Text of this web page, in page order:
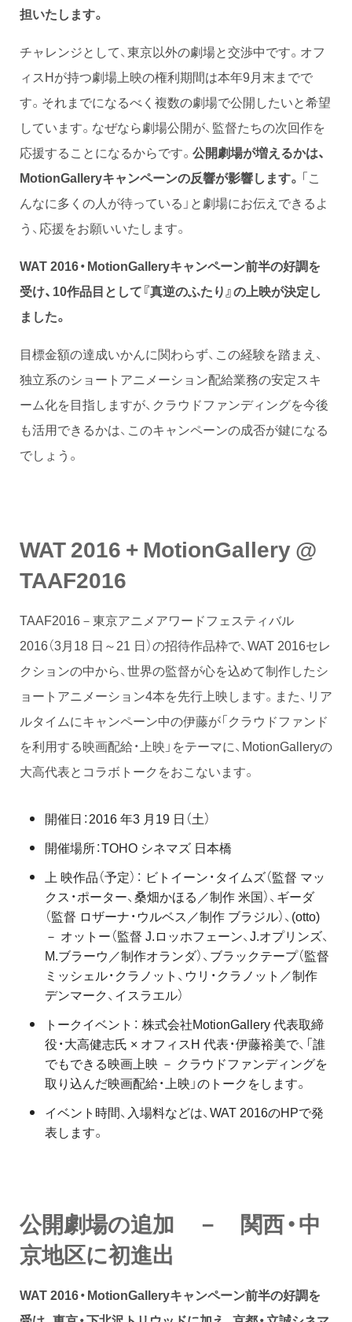
担いたします。
チャレンジとして、東京以外の劇場と交渉中です。オフ
ィスHが持つ劇場上映の権利期間は本年9月末までで
す。それまでになるべく複数の劇場で公開したいと希望
しています。なぜなら劇場公開が、監督たちの次回作を
応援することになるからです。 公開劇場が増えるかは、
MotionGalleryキャンペーンの反響が影響します。 「こ
んなに多くの人が待っている」と劇場にお伝えできるよ
う、応援をお願いいたします。
WAT 2016・MotionGalleryキャンペーン前半の好調を
受け、10作品目として『真逆のふたり』の上映が決定し
ました。
目標金額の達成いかんに関わらず、この経験を踏まえ、
独立系のショートアニメーション配給業務の安定スキ
ーム化を目指しますが、クラウドファンディングを今後
も活用できるかは、このキャンペーンの成否が鍵になる
でしょう。
WAT 2016 + MotionGallery @
TAAF2016
TAAF2016－東京アニメアワードフェスティバル
2016（3月18 日～21 日）の招待作品枠で、WAT 2016セレ
クションの中から、世界の監督が心を込めて制作したシ
ョートアニメーション4本を先行上映します。また、リア
ルタイムにキャンペーン中の伊藤が「クラウドファンド
を利用する映画配給・上映」をテーマに、MotionGalleryの
大高代表とコラボトークをおこないます。
開催日：2016 年3 月19 日（土）
開催場所：TOHO シネマズ 日本橋
上 映作品（予定）： ビトイーン・タイムズ（監督 マッ
クス・ポーター、桑畑かほる／制作 米国）、ギーダ
（監督 ロザーナ・ウルベス／制作 ブラジル）、(otto)
－ オットー（監督 J.ロッホフェーン、J.オプリンズ、
M.ブラーウ／制作オランダ）、ブラックテープ（監督
ミッシェル・クラノット、ウリ・クラノット／制作
デンマーク、イスラエル）
トークイベント： 株式会社MotionGallery 代表取締
役・大高健志氏 × オフィスH 代表・伊藤裕美で、「誰
でもできる映画上映 － クラウドファンディングを
取り込んだ映画配給・上映」のトークをします。
イベント時間、入場料などは、WAT 2016のHPで発
表します。
公開劇場の追加 － 関西・中
京地区に初進出
WAT 2016・MotionGalleryキャンペーン前半の好調を